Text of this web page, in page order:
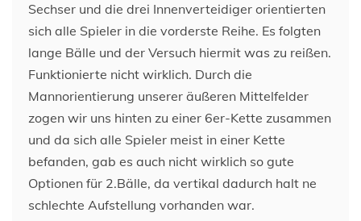
Sechser und die drei Innenverteidiger orientierten
sich alle Spieler in die vorderste Reihe. Es folgten
lange Bälle und der Versuch hiermit was zu reißen.
Funktionierte nicht wirklich. Durch die
Mannorientierung unserer äußeren Mittelfelder
zogen wir uns hinten zu einer 6er-Kette zusammen
und da sich alle Spieler meist in einer Kette
befanden, gab es auch nicht wirklich so gute
Optionen für 2.Bälle, da vertikal dadurch halt ne
schlechte Aufstellung vorhanden war.